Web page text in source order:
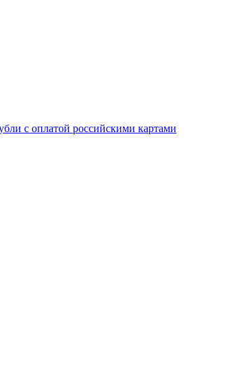
с оплатой российскими картами